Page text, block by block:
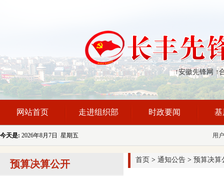
↑安徽先锋网 ↑
网站首页 走进组织部 时政要闻 基
今天是: 2026年8月7日 星期五 用
预算决算公开 首页 > 通知公告 > 预算决算